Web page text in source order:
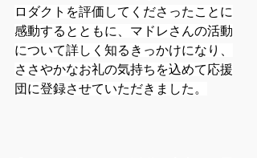
ロダクトを評価してくださったことに
感動するとともに、マドレさんの活動
について詳しく知るきっかけになり、
ささやかなお礼の気持ちを込めて応援
団に登録させていただきました。